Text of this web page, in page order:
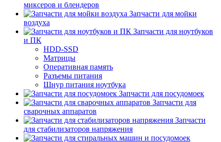
миксеров и блендеров
Запчасти для мойки
воздуха
Запчасти для ноутбуков
и ПК
HDD-SSD
Матрицы
Оперативная память
Разъемы питания
Шнур питания ноутбука
Запчасти для посудомоек
Запчасти для
сварочных аппаратов
Запчасти
для стабилизаторов напряжения